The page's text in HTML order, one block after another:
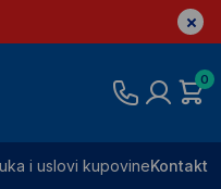
0
i uslovi kupovineKontakt